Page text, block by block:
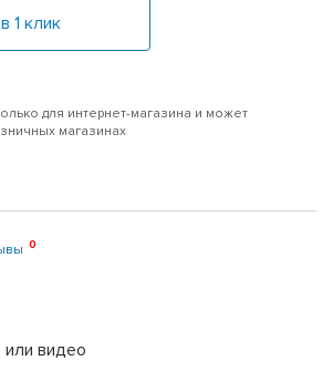
1 клик
для интернет-магазина и может
магазинах
видео